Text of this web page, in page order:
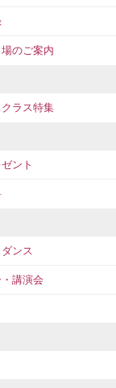
のご案内
ラス特集
ント
ンス
講演会